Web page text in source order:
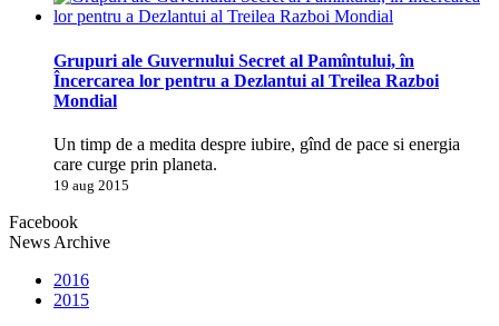
Grupuri ale Guvernului Secret al Pamîntului, în
Încercarea lor pentru a Dezlantui al Treilea Razboi
Mondial
Un timp de a medita despre iubire, gînd de pace si energia
care curge prin planeta.
19 aug 2015
Facebook
News Archive
2016
2015